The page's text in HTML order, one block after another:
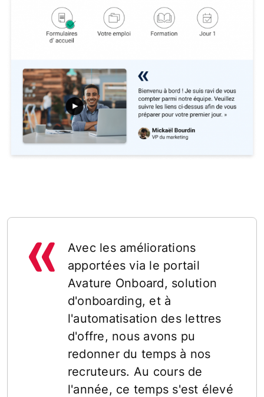
Avec les améliorations
apportées via le portail
Avature Onboard, solution
d'onboarding, et à
l'automatisation des lettres
d'offre, nous avons pu
redonner du temps à nos
recruteurs. Au cours de
l'année, ce temps s'est élevé